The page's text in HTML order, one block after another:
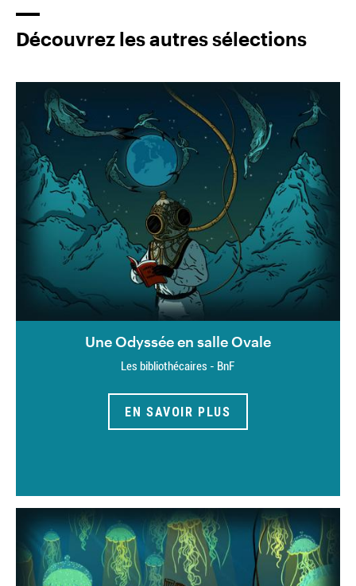
Découvrez les autres sélections
Une Odyssée en salle Ovale
Les bibliothécaires - BnF
EN SAVOIR PLUS